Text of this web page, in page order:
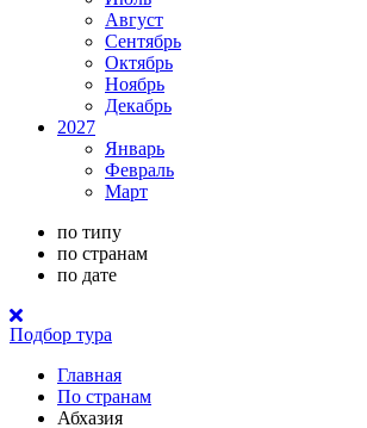
Август
Сентябрь
Октябрь
Ноябрь
Декабрь
2027
Январь
Февраль
Март
по типу
по странам
по дате
Подбор тура
Главная
По странам
Абхазия